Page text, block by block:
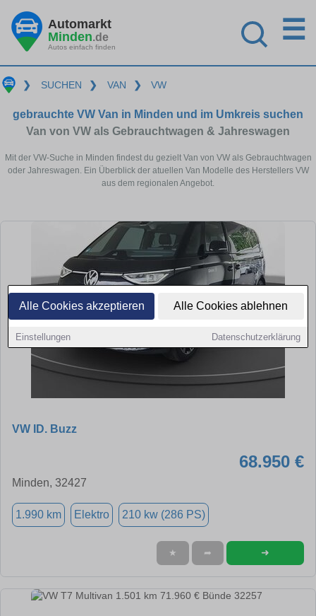
Alle Cookies akzeptieren Alle Cookies ablehnen
Einstellungen Datenschutzerklärung
Automarkt
Minden.de
Autos einfach finden
☰
❯ SUCHEN ❯ VAN ❯ VW
gebrauchte VW Van in Minden und im Umkreis suchen
Van von VW als Gebrauchtwagen & Jahreswagen
Mit der VW-Suche in Minden findest du gezielt Van von VW als Gebrauchtwagen
oder Jahreswagen. Ein Überblick der atuellen Van Modelle des Herstellers VW
aus dem regionalen Angebot.
VW ID. Buzz
68.950 €
Minden, 32427
1.990 km Elektro 210 kw (286 PS)
★ ➦ ➜